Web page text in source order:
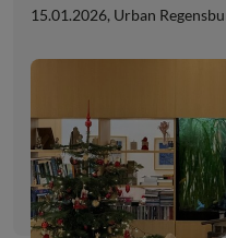
15.01.2026, Urban